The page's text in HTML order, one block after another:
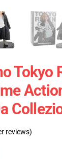
Tokyo
reviews)